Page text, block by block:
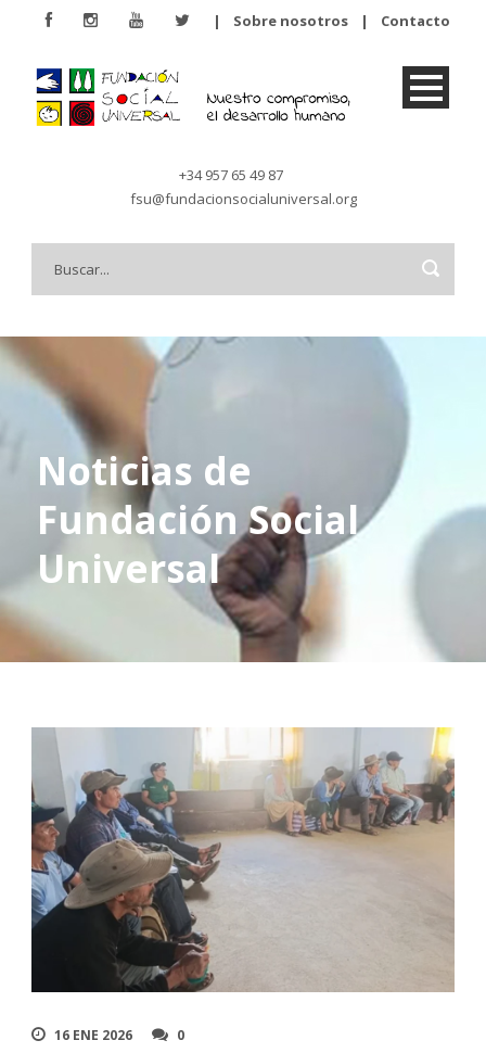
| Sobre nosotros | Contacto
+34 957 65 49 87
fsu@fundacionsocialuniversal.org
Noticias de
Fundación Social
Universal
16 ENE 2026 0